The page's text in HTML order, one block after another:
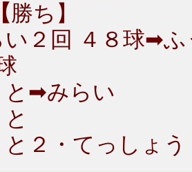
勝ち】
い２回 ４８球➡
と➡みらい
と２・てっしょ